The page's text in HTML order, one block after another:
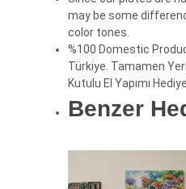
It is worked as a
pattern Iznik motif
Ottoman background.
and permanent works
future.
wicker thread for
may be some